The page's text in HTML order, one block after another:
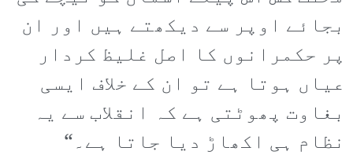
بجائے اوپر سے دیکھتے ہیں اور ان
پر حکمرانوں کا اصل غلیظ کردار
عیاں ہوتا ہے تو ان کے خلاف ایسی
بغاوت پھوٹتی ہے کہ انقلاب سے یہ
نظام ہی اکھاڑ دیا جاتا ہے۔“